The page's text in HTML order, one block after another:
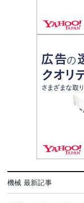
機械 最新記事